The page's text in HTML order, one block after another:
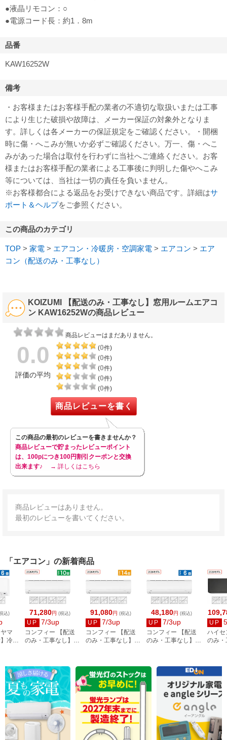
●液晶リモコン：○
●電源コード長：約1．8m
品番
KAW16252W
備考
・お客様またはお客様手配の業者の不適切な取扱いまたは工事
により生じた破損や故障は、メーカー保証の対象外となりま
す。詳しくは各メーカーの保証規定をご確認ください。・開梱
時に傷・へこみが無いか必ずご確認ください。万一、傷・へこ
みがあった場合は取付を行わずに当社へご連絡ください。お客
様またはお客様手配の業者による工事後に判明した傷やへこみ
等については、当社は一切の責任を負いません。
※お客様都合による返品をお受けできない商品です。詳細はサ
ポート＆ヘルプをご参照ください。
この商品のカテゴリ
TOP > 家電 > エアコン・冷暖房・空調家電 > エアコン > エア
コン（配送のみ・工事なし）
KOIZUMI 【配送のみ・工事なし】窓用ルームエアコ
ン KAW16252Wの商品レビュー
商品レビューはまだありません。
0.0
評価の平均
(0件)
(0件)
(0件)
(0件)
(0件)
商品レビューを書く
この商品の最初のレビューを書きませんか？
商品レビューで貯まったレビューポイント
は、100pにつき100円割引クーポンと交換
出来ます♪
→ 詳しくはこちら
商品レビューはありません。
最初のレビューを書いてください。
「エアコン」の新着商品
71,280円 (税込)
UP 7/3up
コンフィー 【配送
のみ・工事なし】冷
91,080円 (税込)
UP 7/3up
コンフィー 【配送
のみ・工事なし】冷
48,180円 (税込)
UP 7/3up
コンフィー 【配送
のみ・工事なし】冷
UP
ハイセ
のみ・
込)
マ
冷房